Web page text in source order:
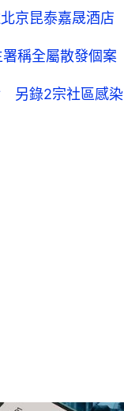
京昆泰嘉晟酒店
稱全屬散發個案
另錄2宗社區感染